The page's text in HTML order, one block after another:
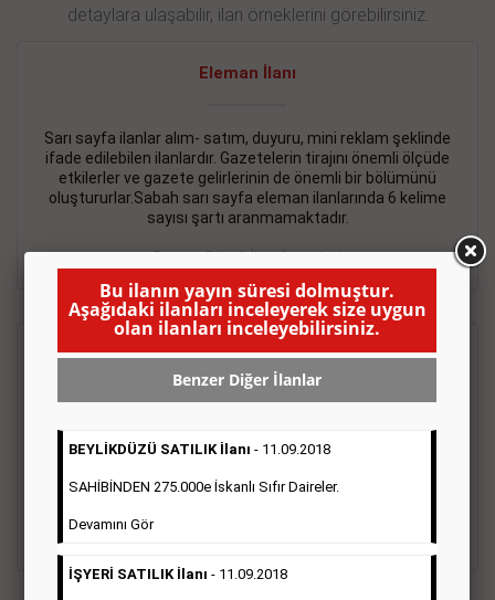
detaylara ulaşabilir, ilan örneklerini görebilirsiniz.
Eleman İlanı
Sarı sayfa ilanlar alım- satım, duyuru, mini reklam şeklinde
ifade edilebilen ilanlardır. Gazetelerin tirajını önemli ölçüde
etkilerler ve gazete gelirlerinin de önemli bir bölümünü
oluştururlar.Sabah sarı sayfa eleman ilanlarında 6 kelime
sayısı şartı aranmamaktadır.
Detaylı Bilgi & İlan Örnekleri
Emlak İlanı
ifade edilebilen ilanlardır. Gazetelerin tirajını önemli ölçüde
etkilerler ve gazete gelirlerinin de önemli bir bölümünü
oluştururlar.Sabah sarı sayfa eleman ilanlarında 6 kelime
Bu ilanın yayın süresi dolmuştur.
Aşağıdaki ilanları inceleyerek size uygun
olan ilanları inceleyebilirsiniz.
Benzer Diğer İlanlar
BEYLİKDÜZÜ SATILIK İlanı - 11.09.2018
SAHİBİNDEN 275.000e İskanlı Sıfır Daireler.
Devamını Gör
İŞYERİ SATILIK İlanı - 11.09.2018